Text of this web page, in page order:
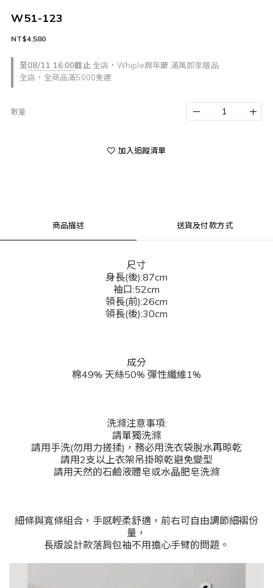
W51-123
至08/11 16:00截止 全店，Whiple周年慶 滿萬即享贈品
全店，全商品滿5000免運
NT$4,580
數量
加入追蹤清單
商品描述 送貨及付款方式
尺寸
身長(後):87cm
袖口:52cm
領長(前):26cm
領長(後):30cm
成分
棉49% 天絲50% 彈性纖維1%
洗滌注意事項:
請單獨洗滌
請用手洗(勿用力搓揉)，務必用洗衣袋脫水再晾乾
請用2支以上衣架吊掛晾乾避免變型
請用天然的石鹼液體皂或水晶肥皂洗滌
細條與寬條組合，手感輕柔舒適，前右可自由調節細褶份
量，
長版設計款落肩包袖不用擔心手臂的問題。